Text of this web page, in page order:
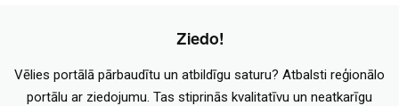
Ziedo!
Vēlies portālā pārbaudītu un atbildīgu saturu? Atbalsti reģionālo
portālu ar ziedojumu. Tas stiprinās kvalitatīvu un neatkarīgu